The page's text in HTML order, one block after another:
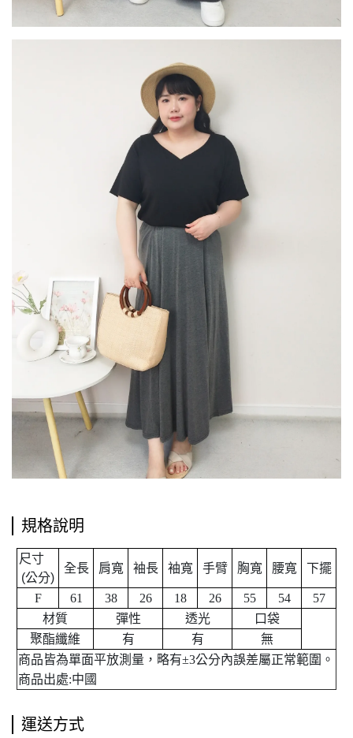
規格說明
尺寸
(公分)
全長 肩寬 袖長 袖寬 手臂 胸寬 腰寬 下擺
F 61 38 26 18 26 55 54
57
材質
彈性 透光
口袋
聚酯纖維
有 有
無
商品皆為單面平放測量，略有±3公分內誤差屬正常範圍。
商品出處:中國
運送方式